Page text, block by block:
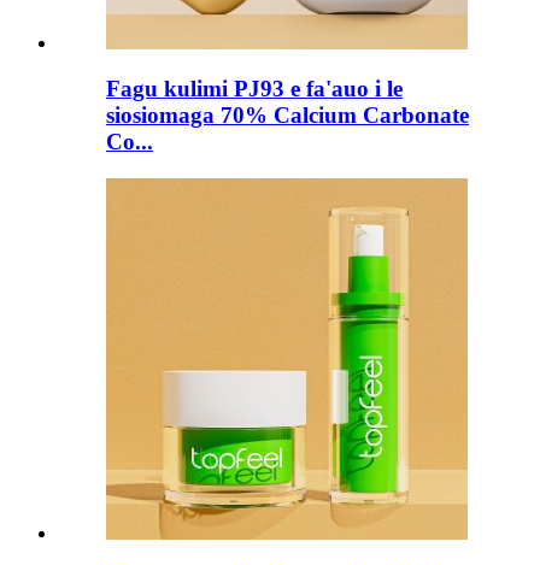
Fagu kulimi PJ93 e fa'auo i le
siosiomaga 70% Calcium Carbonate
Co...